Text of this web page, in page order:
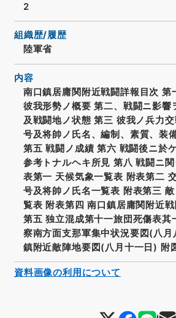
2
組織歴/履歴
陸軍省
内容
南口鎮居庸関附近戦闘詳報目次 第
彼我形勢ノ概要 第二、戦闘ニ影響
及戦闘地ノ状態 第三 彼我ノ兵力
号及将帥ノ氏名、編制、素質、装
第五 戦闘ノ成績 第六 戦闘後ニ於
参考トナルヘキ所見 第八 戦闘ニ
表第一 天候気象一覧表 附表第二
号及将帥ノ氏名一覧表 附表第三
覧表 附表第四 南口鎮居庸関附近
第五 独立混成第十一旅団死傷表其
察南方面支那軍集中状況要図(八
鎮附近敵陣地要図(八月十一日) 附
資料画像の利用について